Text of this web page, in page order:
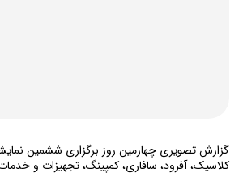
گزارش تصویری چهارمین روز برگزاری ششمین
کلاسیک، آفرود، سافاری، کمپینگ، تجهیزات و